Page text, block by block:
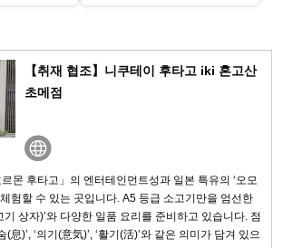
【취재 협조】니쿠테이 후타고 iki 혼고산
초메점
르몬 후타고」의 엔터테인먼트성과 일본 특유의 ‘오모
험할 수 있는 곳입니다. A5 등급 소고기만을 엄선한
기 상자)’와 다양한 일품 요리를 준비하고 있습니다. 점
(息)’, ‘의기(意気)’, ‘활기(活)’와 같은 의미가 담겨 있으